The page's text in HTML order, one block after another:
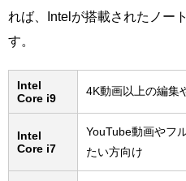
れば、Intelが搭載されたノー
す。
Intel
Core i9
4K動画以上の編集
Intel
Core i7
YouTube動画やフ
たい方向け